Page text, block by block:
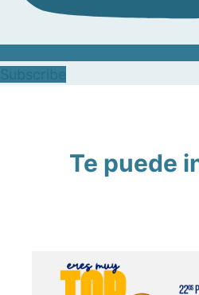
Te puede